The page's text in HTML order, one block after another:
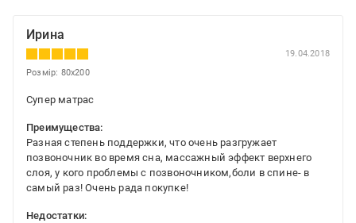
Ирина
19.04.2018
Розмір: 80x200
Супер матрас
Преимущества:
Разная степень поддержки, что очень разгружает
позвоночник во время сна, массажный эффект верхнего
слоя, у кого проблемы с позвоночником,боли в спине- в
самый раз! Очень рада покупке!
Недостатки: